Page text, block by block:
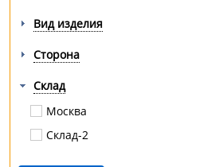
Вид изделия
Сторона
Склад
Москва
Склад-2